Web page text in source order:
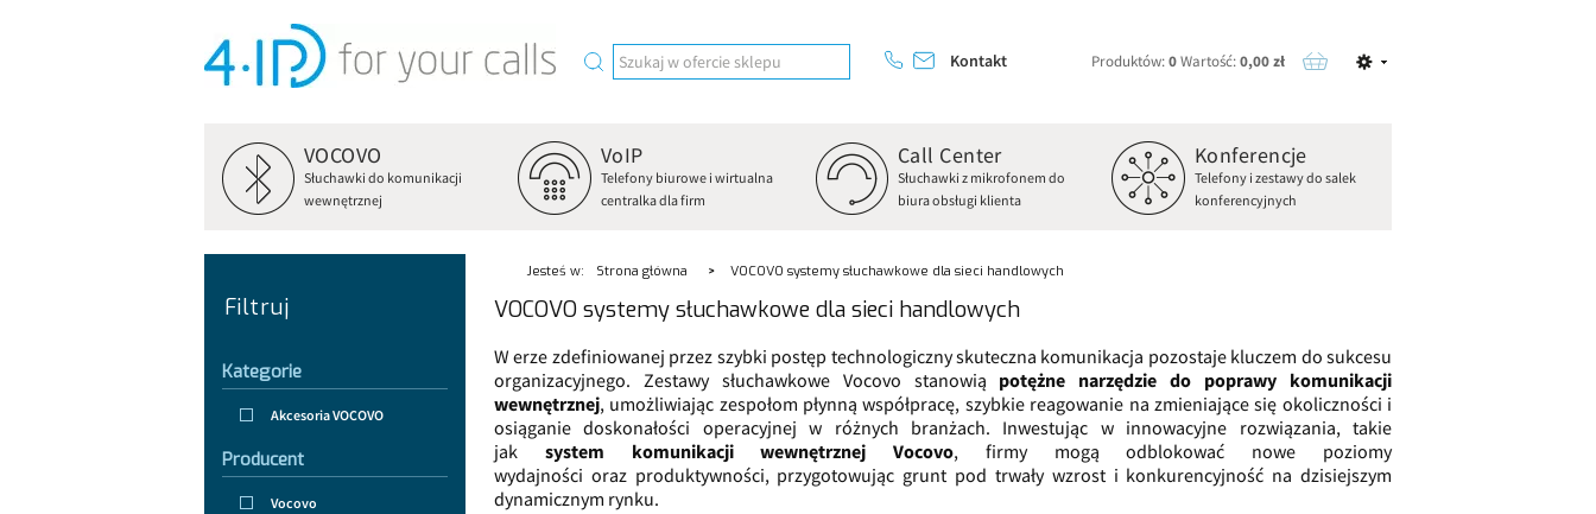
Kontakt Produktów:0Wartość:0,00 zł
VOCOVO
Słuchawki do komunikacji
wewnętrznej
VoIP
Telefony biurowe i wirtualna
centralka dla firm
Call Center
Słuchawki z mikrofonem do
biura obsługi klienta
Konferencje
Telefony i zestawy do salek
konferencyjnych
Filtruj
Kategorie
Akcesoria VOCOVO
Producent
Vocovo
Jesteś w: Strona główna VOCOVO systemy słuchawkowe dla sieci handlowych
VOCOVO systemy słuchawkowe dla sieci handlowych
W erze zdefiniowanej przez szybki postęp technologiczny skuteczna komunikacja pozostaje kluczem do sukcesu
organizacyjnego. Zestawy słuchawkowe Vocovo stanowią potężne narzędzie do poprawy komunikacji
wewnętrznej, umożliwiając zespołom płynną współpracę, szybkie reagowanie na zmieniające się okoliczności i
osiąganie doskonałości operacyjnej w różnych branżach. Inwestując w innowacyjne rozwiązania, takie
jak system komunikacji wewnętrznej Vocovo, firmy mogą odblokować nowe poziomy
wydajności oraz produktywności, przygotowując grunt pod trwały wzrost i konkurencyjność na dzisiejszym
dynamicznym rynku.